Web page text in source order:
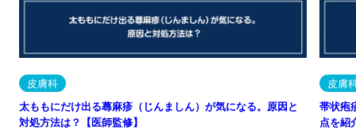
皮膚科
太ももにだけ出る蕁麻疹（じんましん）が気になる。原因と
対処方法は？【医師監修】
皮膚
帯状疱
点を紹